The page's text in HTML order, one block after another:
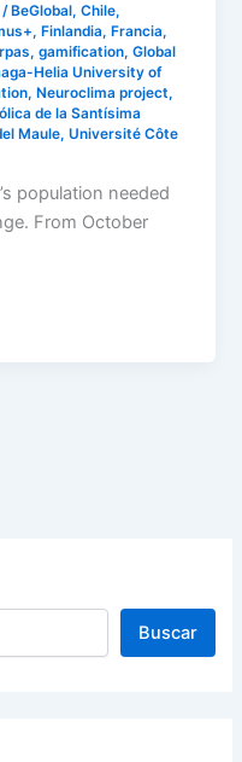
/BeGlobal,Chile,
,Finlandia,Francia,
,gamification,Global
Helia University of
,Neuroclima project,
de la Santísima
Maule,Université Côte
population needed
From October
Buscar